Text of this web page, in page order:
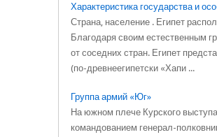
Характеристика государства и
Страна, население . Египет
Благодаря своим естественным
от соседних стран. Египет
(по-древнеегипетски «Хапи ...
Группа армий «Юг»
На южном плече Курского
командованием генерал-